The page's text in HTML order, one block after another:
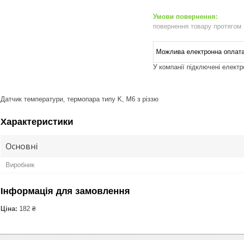
повернення товару протягом
У компанії підключені
Датчик температури, термопара типу K, M6 з різзю
Характеристики
Основні
Виробник
Інформація для замовлення
Ціна: 182 ₴